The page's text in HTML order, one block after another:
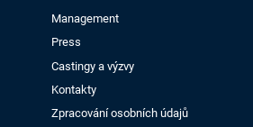
Management
Press
Castingy a výzvy
Kontakty
Zpracování osobních údajů